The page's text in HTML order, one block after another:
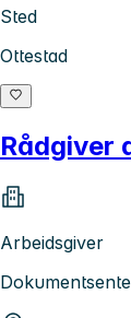
Sted
Ottestad
Rådgiver
Arbeidsgiver